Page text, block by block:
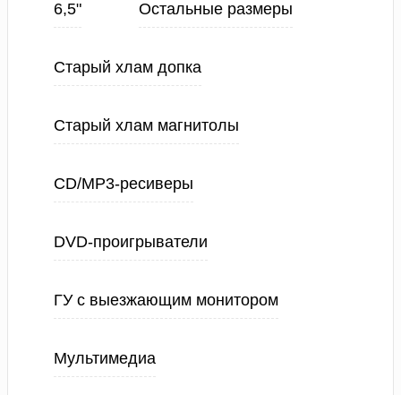
6,5" Остальные размеры
Старый хлам допка
Старый хлам магнитолы
CD/MP3-ресиверы
DVD-проигрыватели
ГУ с выезжающим монитором
Мультимедиа